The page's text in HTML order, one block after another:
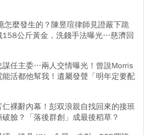
怎麼發生的？陳昱瑄律師見證嚴下跪
158公斤黃金，洗錢手法曝光…慈濟回
謀任主委…兩人交情曝光！曾說Morris
活都他幫我！遺屬發聲「明年定要配
裸辭內幕！彭双浪親自找回來的接班
臉？「落後群創」成最後稻草？